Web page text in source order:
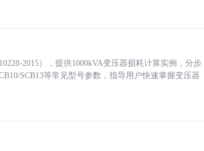
2015），提供1000kVA变压器损耗计算实例，分步
SCB13等常见型号参数，指导用户快速掌握变压器